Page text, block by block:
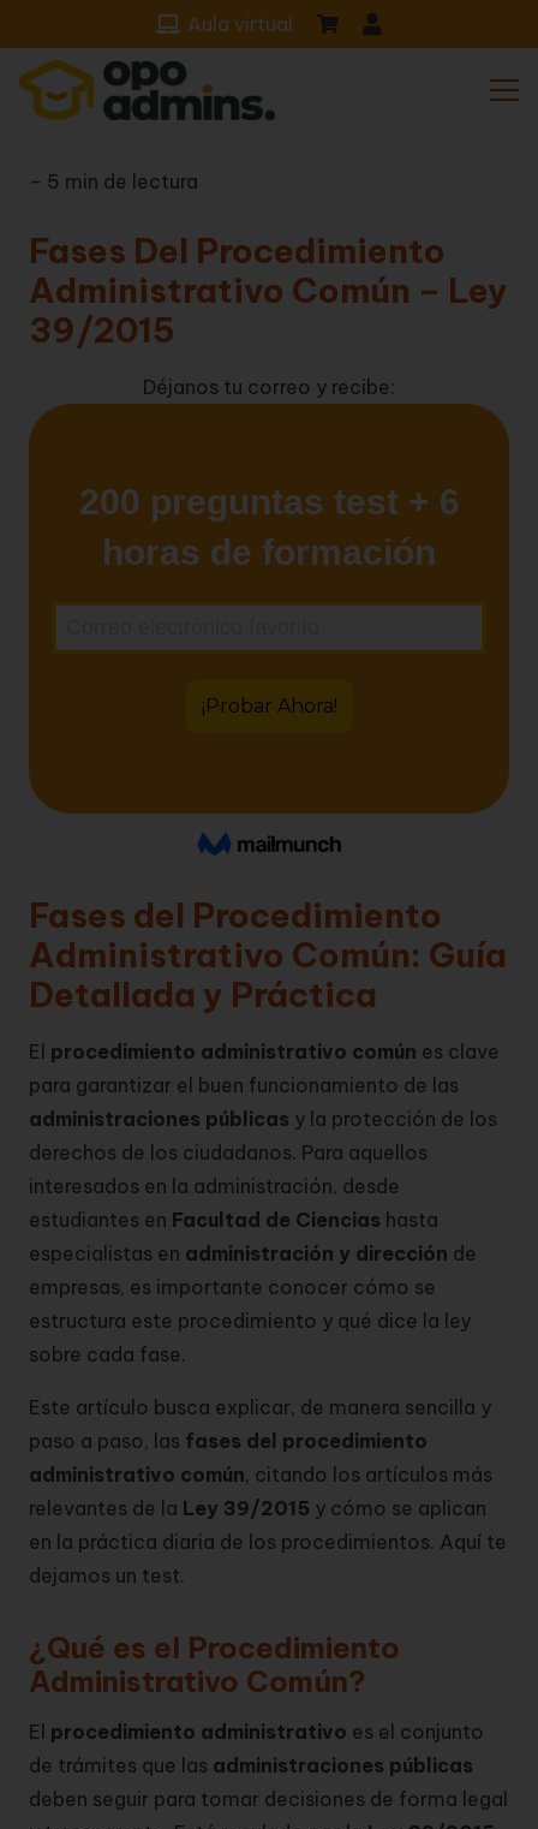
Aula virtual
– 5 min de lectura
Fases Del Procedimiento
Administrativo Común – Ley
39/2015
Déjanos tu correo y recibe:
Fases del Procedimiento
Administrativo Común: Guía
Detallada y Práctica
El procedimiento administrativo común es clave
para garantizar el buen funcionamiento de las
administraciones públicas y la protección de los
derechos de los ciudadanos. Para aquellos
interesados en la administración, desde
estudiantes en Facultad de Ciencias hasta
especialistas en administración y dirección de
empresas, es importante conocer cómo se
estructura este procedimiento y qué dice la ley
sobre cada fase.
Este artículo busca explicar, de manera sencilla y
paso a paso, las fases del procedimiento
administrativo común, citando los artículos más
relevantes de la Ley 39/2015 y cómo se aplican
en la práctica diaria de los procedimientos. Aquí te
dejamos un test.
¿Qué es el Procedimiento
Administrativo Común?
El procedimiento administrativo es el conjunto
de trámites que las administraciones públicas
deben seguir para tomar decisiones de forma legal